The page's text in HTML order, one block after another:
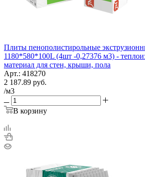
Плиты пенополистирольные
1180*580*100L (4шт -0,27376 м3) -
материал для стен, крыши, пола
Арт.: 418270
2 187.89 руб.
/м3
В корзину